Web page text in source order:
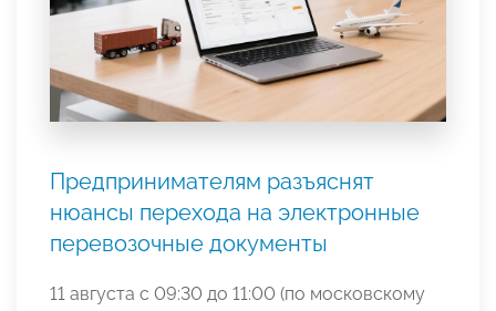
Предпринимателям разъяснят
нюансы перехода на электронные
перевозочные документы
11 августа с 09:30 до 11:00 (по московскому